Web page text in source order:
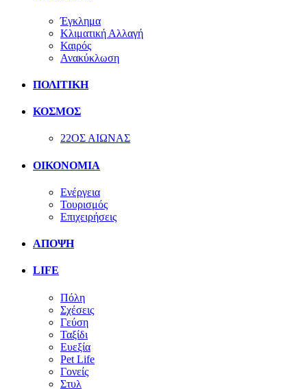
Έγκλημα
Κλιματική Αλλαγή
Καιρός
Ανακύκλωση
ΠΟΛΙΤΙΚΗ
ΚΟΣΜΟΣ
22ΟΣ ΑΙΩΝΑΣ
ΟΙΚΟΝΟΜΙΑ
Ενέργεια
Τουρισμός
Επιχειρήσεις
ΑΠΟΨΗ
LIFE
Πόλη
Σχέσεις
Γεύση
Ταξίδι
Ευεξία
Pet Life
Γονείς
Στυλ